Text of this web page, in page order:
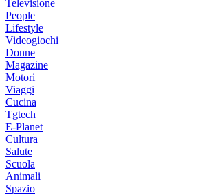
Televisione
People
Lifestyle
Videogiochi
Donne
Magazine
Motori
Viaggi
Cucina
Tgtech
E-Planet
Cultura
Salute
Scuola
Animali
Spazio